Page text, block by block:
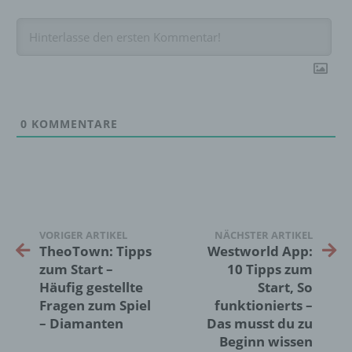
0 KOMMENTARE
VORIGER ARTIKEL
TheoTown: Tipps
zum Start –
Häufig gestellte
Fragen zum Spiel
– Diamanten
NÄCHSTER ARTIKEL
Westworld App:
10 Tipps zum
Start, So
funktionierts –
Das musst du zu
Beginn wissen
darin besteht, dass diese
Interessen, Zuverlässigkeit, Verhalten,
Aufenthaltsort oder Ortswechsel dieser
natürlichen Person zu analysieren oder
vorherzusagen.